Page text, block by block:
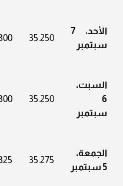
الأحد، 7
سبتمبر
35.250
السبت،
6
سبتمبر
35.250
الجمعة،
5 سبتمبر
35.275